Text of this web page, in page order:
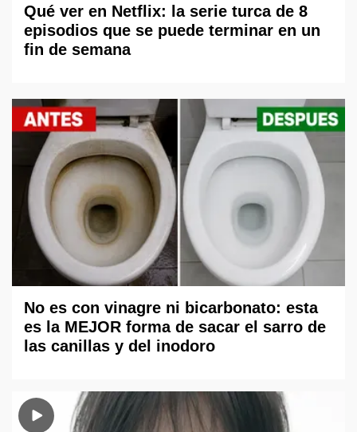
Qué ver en Netflix: la serie turca de 8
episodios que se puede terminar en un
fin de semana
No es con vinagre ni bicarbonato: esta
es la MEJOR forma de sacar el sarro de
las canillas y del inodoro